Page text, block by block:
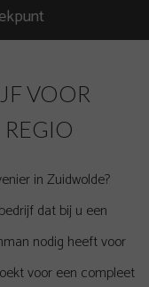
VOOR
in Zuidwolde?
dat bij u een
nodig heeft voor
voor een compleet